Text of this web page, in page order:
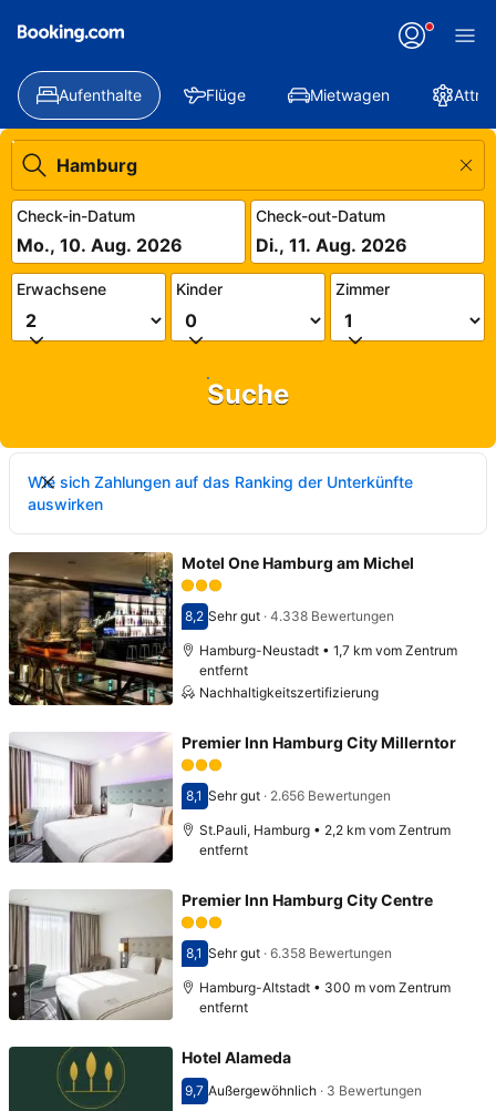
Aufenthalte Flüge Mietwagen
Check-in-Datum
Mo., 10. Aug. 2026
Check-out-Datum
Di., 11. Aug. 2026
Erwachsene Kinder Zimmer
Suche
Wie sich Zahlungen auf das Ranking der Unterkünfte
auswirken
Motel One Hamburg am Michel
Bewertet mit 8,2
8,2 Sehr gut· 4.338 Bewertungen
Hamburg-Neustadt • 1,7 km vom Zentrum
entfernt
Nachhaltigkeitszertifizierung
Premier Inn Hamburg City Millerntor
Bewertet mit 8,1
8,1 Sehr gut· 2.656 Bewertungen
St.Pauli, Hamburg • 2,2 km vom Zentrum
entfernt
Premier Inn Hamburg City Centre
Bewertet mit 8,1
8,1 Sehr gut· 6.358 Bewertungen
Hamburg-Altstadt • 300 m vom Zentrum
entfernt
Hotel Alameda
Bewertet mit 9,7
9,7 Außergewöhnlich· 3 Bewertungen